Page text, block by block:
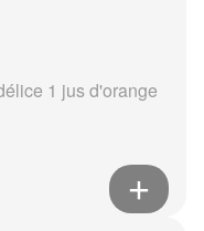
1 jus d'orange